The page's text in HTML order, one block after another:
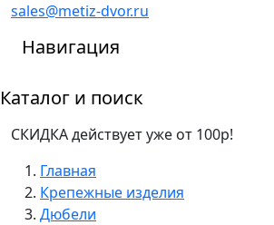
sales@metiz-dvor.ru
Навигация
Каталог и поиск
СКИДКА действует уже от 100р!
Главная
Крепежные изделия
Дюбели